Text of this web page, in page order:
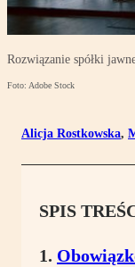
Rozwiązanie spółki
Foto: Adobe Stock
Alicja Rostkowska,
SPIS